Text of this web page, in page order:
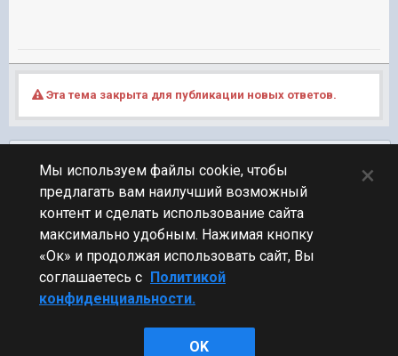
Эта тема закрыта для публикации новых ответов.
ПЕРЕЙТИ К СПИСКУ ТЕМ
Технические вопросы
Стиль
Мы используем файлы cookie, чтобы
предлагать вам наилучший возможный
контент и сделать использование сайта
максимально удобным. Нажимая кнопку
«Ок» и продолжая использовать сайт, Вы
соглашаетесь с Политикой
конфиденциальности.
OK
×